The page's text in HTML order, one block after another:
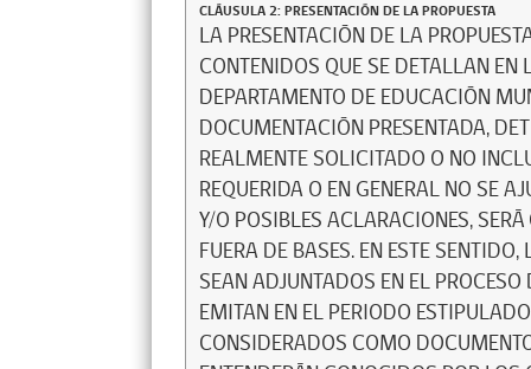
CLÁUSULA 2: PRESENTACIÓN DE LA PROPUESTA
LA PRESENTACIÓN DE LA
CONTENIDOS QUE SE DETALLAN EN
DEPARTAMENTO DE EDUCACIÓN
DOCUMENTACIÓN PRESENTADA,
REALMENTE SOLICITADO O NO
REQUERIDA O EN GENERAL NO SE
Y/O POSIBLES ACLARACIONES,
FUERA DE BASES. EN ESTE
SEAN ADJUNTADOS EN EL
EMITAN EN EL PERIODO
CONSIDERADOS COMO